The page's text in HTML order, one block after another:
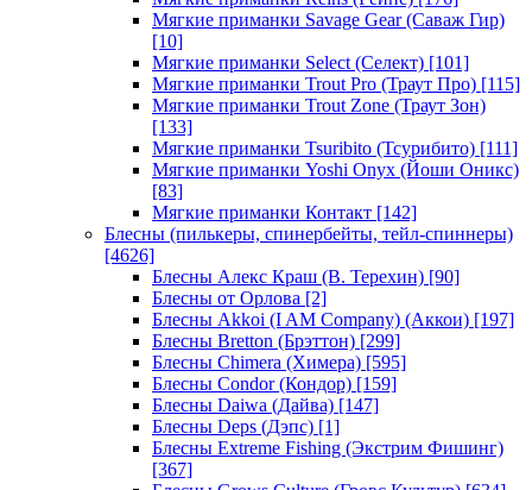
Мягкие приманки Savage Gear (Саваж Гир)
[10]
Мягкие приманки Select (Селект) [101]
Мягкие приманки Trout Pro (Траут Про) [115]
Мягкие приманки Trout Zone (Траут Зон)
[133]
Мягкие приманки Tsuribito (Тсурибито) [111]
Мягкие приманки Yoshi Onyx (Йоши Оникс)
[83]
Мягкие приманки Контакт [142]
Блесны (пилькеры, спинербейты, тейл-спиннеры)
[4626]
Блесны Алекс Краш (В. Терехин) [90]
Блесны от Орлова [2]
Блесны Akkoi (I AM Company) (Аккои) [197]
Блесны Bretton (Брэттон) [299]
Блесны Chimera (Химера) [595]
Блесны Condor (Кондор) [159]
Блесны Daiwa (Дайва) [147]
Блесны Deps (Дэпс) [1]
Блесны Extreme Fishing (Экстрим Фишинг)
[367]